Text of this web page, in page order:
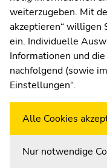
Cookie-Einstellungen
WetterstationUni
weiterzugeben. Mit
akzeptieren“ willigen
ein. Individuelle
Informationen und
nachfolgend (sowie
Einstellungen“.
Alle Cookies
Nur notwendige